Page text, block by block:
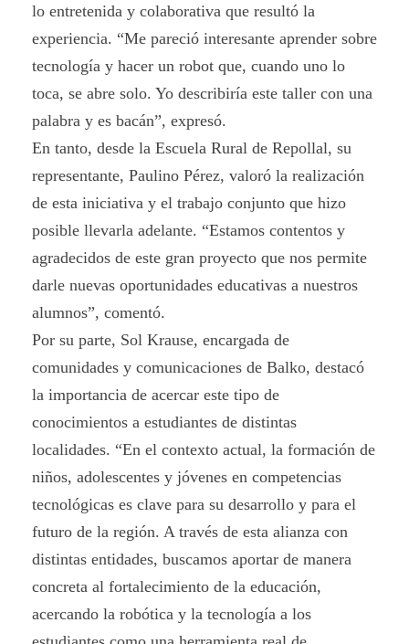
lo entretenida y colaborativa que resultó la
experiencia. “Me pareció interesante aprender sobre
tecnología y hacer un robot que, cuando uno lo
toca, se abre solo. Yo describiría este taller con una
palabra y es bacán”, expresó.
En tanto, desde la Escuela Rural de Repollal, su
representante, Paulino Pérez, valoró la realización
de esta iniciativa y el trabajo conjunto que hizo
posible llevarla adelante. “Estamos contentos y
agradecidos de este gran proyecto que nos permite
darle nuevas oportunidades educativas a nuestros
alumnos”, comentó.
Por su parte, Sol Krause, encargada de
comunidades y comunicaciones de Balko, destacó
la importancia de acercar este tipo de
conocimientos a estudiantes de distintas
localidades. “En el contexto actual, la formación de
niños, adolescentes y jóvenes en competencias
tecnológicas es clave para su desarrollo y para el
futuro de la región. A través de esta alianza con
distintas entidades, buscamos aportar de manera
concreta al fortalecimiento de la educación,
acercando la robótica y la tecnología a los